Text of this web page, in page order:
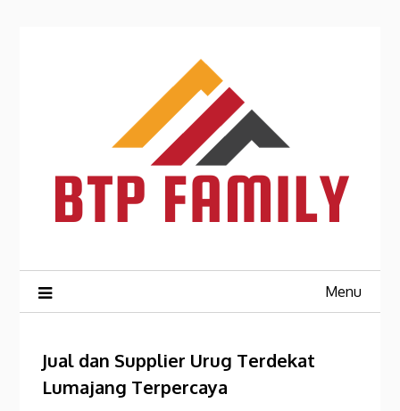
Menu
Jual dan Supplier Urug Terdekat
Lumajang Terpercaya